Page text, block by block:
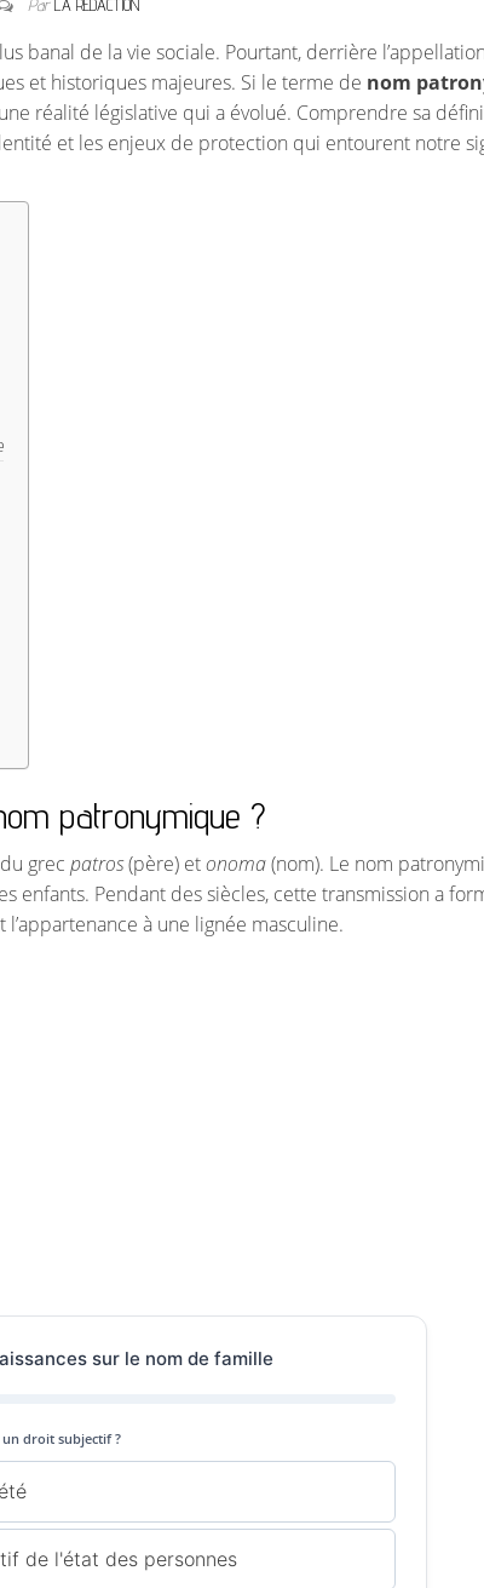
ParLA RÉDACTION
banal de la vie sociale. Pourtant, derrière
et historiques majeures. Si le terme de nom
réalité législative qui a évolué. Comprendre sa
et les enjeux de protection qui entourent notre
patronymique ?
grec patros(père) etonoma(nom). Le nom
enfants. Pendant des siècles, cette transmission a
à une lignée masculine.
sur le nom de famille
droit subjectif ?
de l'état des personnes